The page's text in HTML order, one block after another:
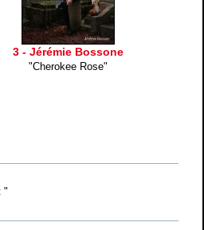
3 - Jérémie Bossone
"Cherokee Rose"
"